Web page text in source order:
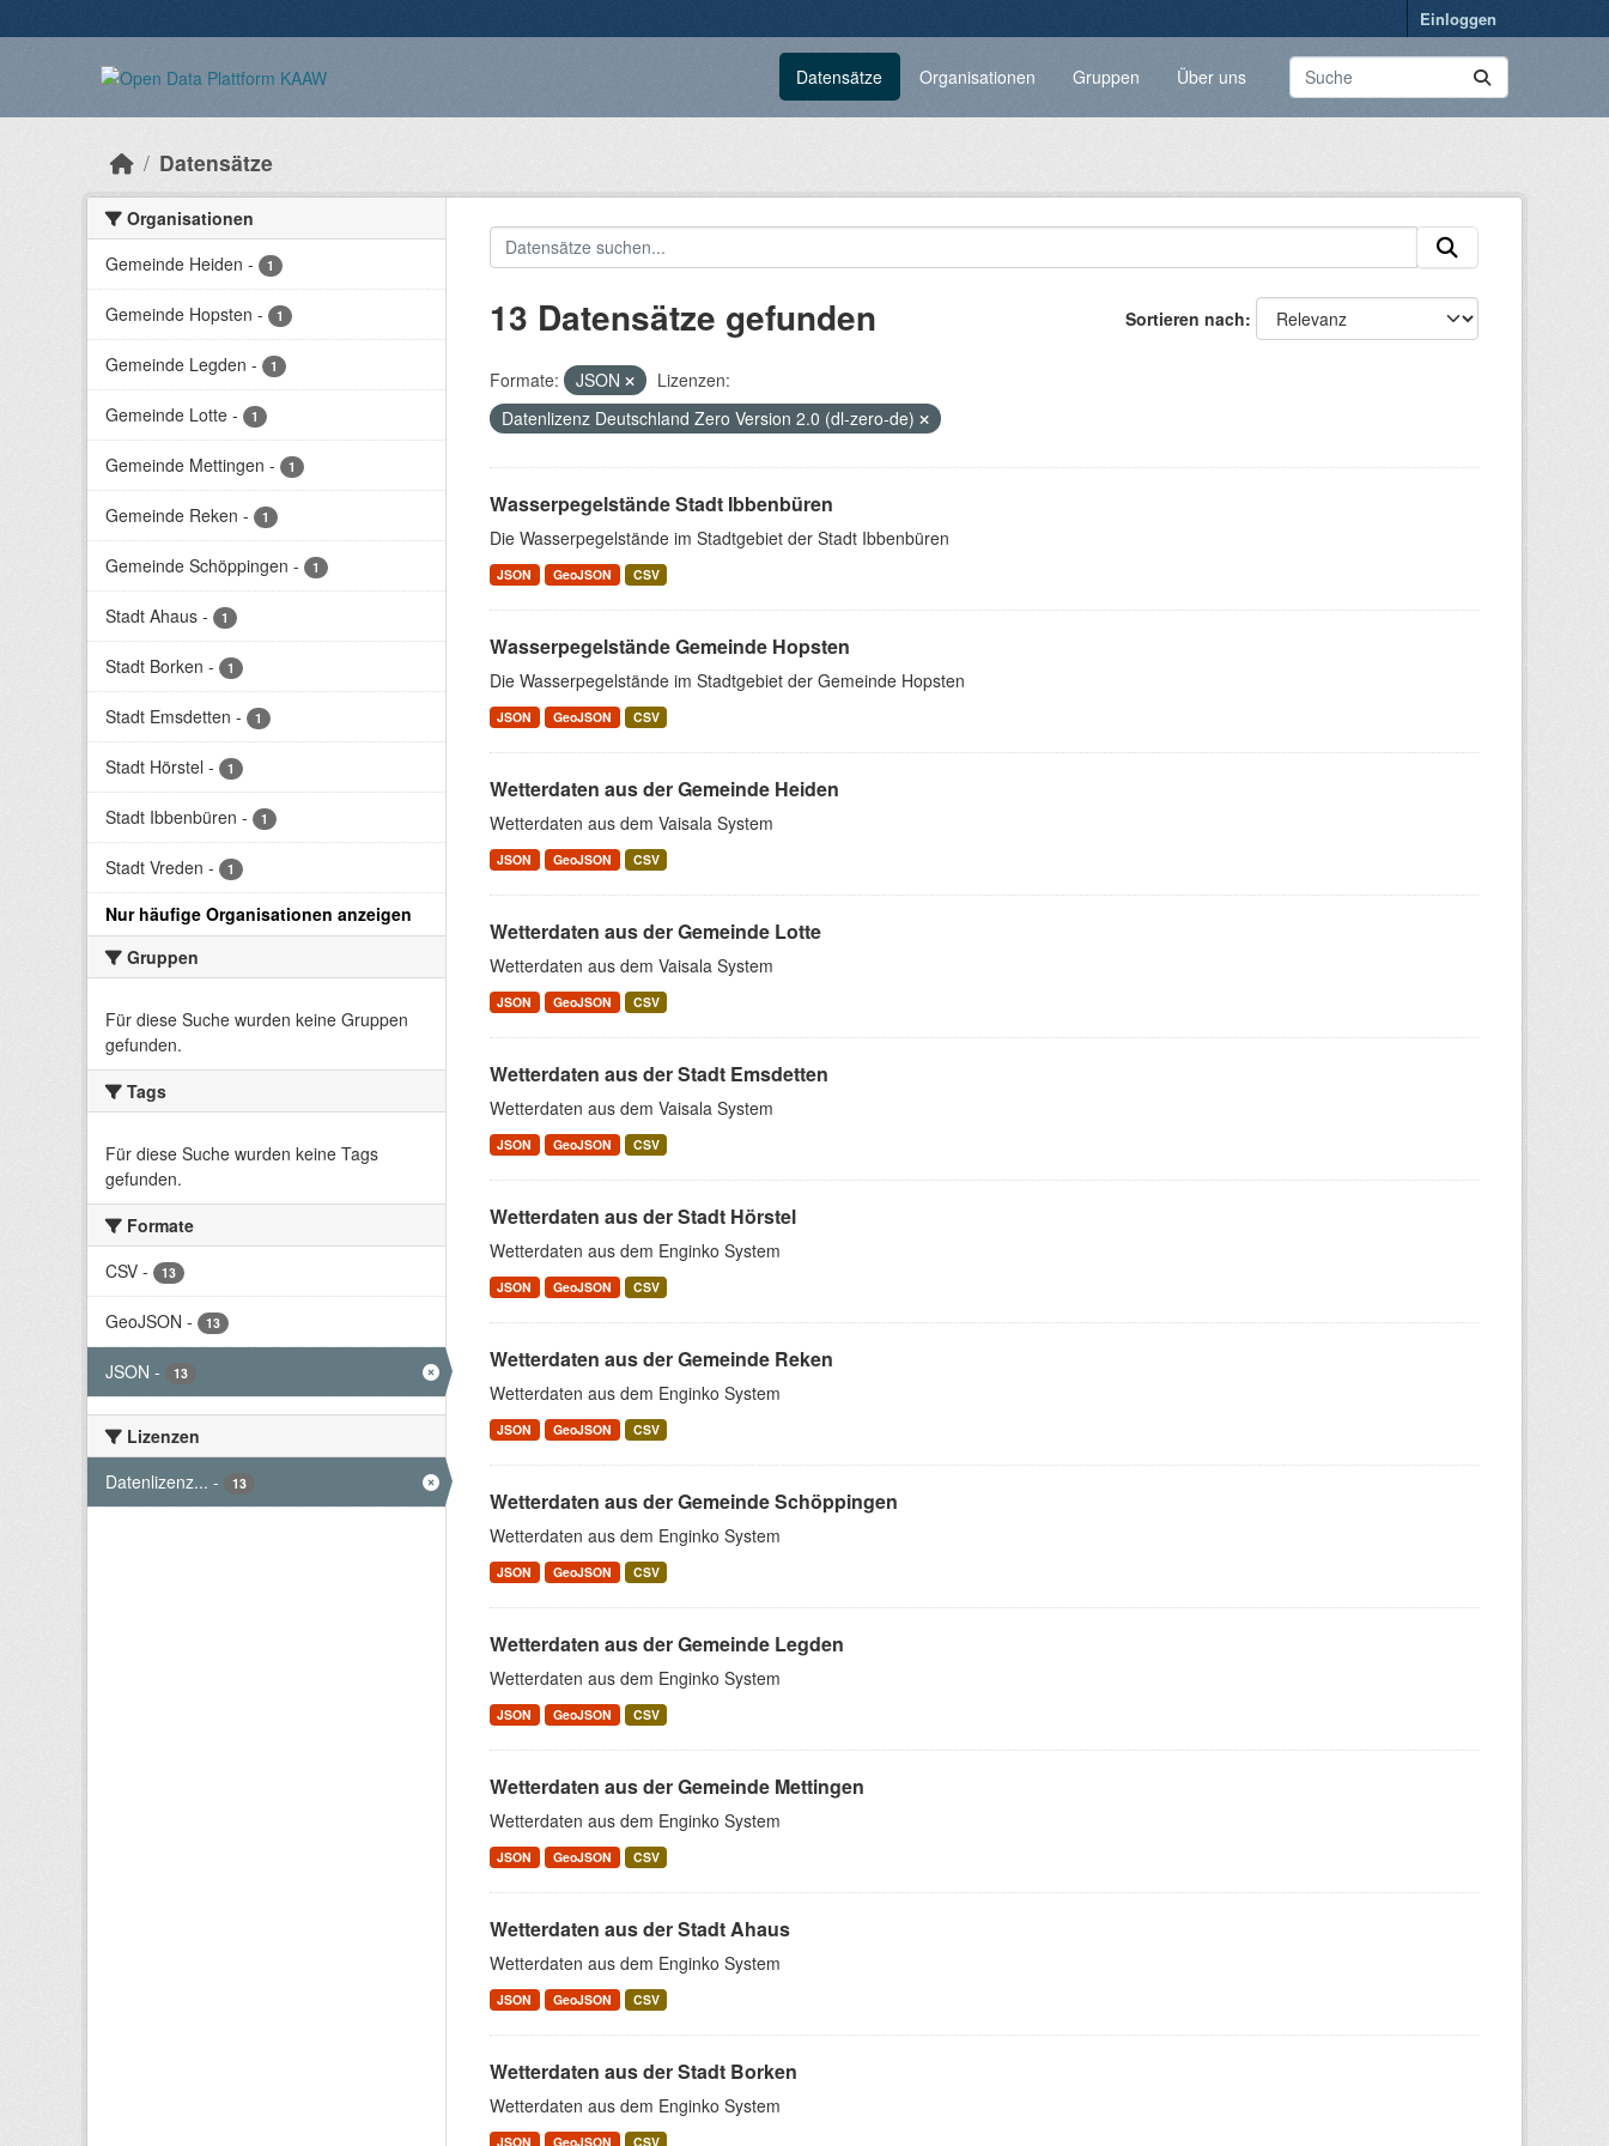
Einloggen
Datensätze Organisationen Gruppen Über uns
Datensätze
Organisationen
Gemeinde Heiden - 1
Gemeinde Hopsten - 1
Gemeinde Legden - 1
Gemeinde Lotte - 1
Gemeinde Mettingen - 1
Gemeinde Reken - 1
Gemeinde Schöppingen - 1
Stadt Ahaus - 1
Stadt Borken - 1
Stadt Emsdetten - 1
Stadt Hörstel - 1
Stadt Ibbenbüren - 1
Stadt Vreden - 1
Nur häufige Organisationen anzeigen
Gruppen
Für diese Suche wurden keine Gruppen
gefunden.
Tags
Für diese Suche wurden keine Tags
gefunden.
Formate
CSV - 13
GeoJSON - 13
JSON - 13
Lizenzen
Datenlizenz... - 13
Sortieren nach
13 Datensätze gefunden
Formate: JSON
Lizenzen:
Datenlizenz Deutschland Zero Version 2.0 (dl-zero-de)
Wasserpegelstände Stadt Ibbenbüren
Die Wasserpegelstände im Stadtgebiet der Stadt Ibbenbüren
JSON GeoJSON CSV
Wasserpegelstände Gemeinde Hopsten
Die Wasserpegelstände im Stadtgebiet der Gemeinde Hopsten
JSON GeoJSON CSV
Wetterdaten aus der Gemeinde Heiden
Wetterdaten aus dem Vaisala System
JSON GeoJSON CSV
Wetterdaten aus der Gemeinde Lotte
Wetterdaten aus dem Vaisala System
JSON GeoJSON CSV
Wetterdaten aus der Stadt Emsdetten
Wetterdaten aus dem Vaisala System
JSON GeoJSON CSV
Wetterdaten aus der Stadt Hörstel
Wetterdaten aus dem Enginko System
JSON GeoJSON CSV
Wetterdaten aus der Gemeinde Reken
Wetterdaten aus dem Enginko System
JSON GeoJSON CSV
Wetterdaten aus der Gemeinde Schöppingen
Wetterdaten aus dem Enginko System
JSON GeoJSON CSV
Wetterdaten aus der Gemeinde Legden
Wetterdaten aus dem Enginko System
JSON GeoJSON CSV
Wetterdaten aus der Gemeinde Mettingen
Wetterdaten aus dem Enginko System
JSON GeoJSON CSV
Wetterdaten aus der Stadt Ahaus
Wetterdaten aus dem Enginko System
JSON GeoJSON CSV
Wetterdaten aus der Stadt Borken
Wetterdaten aus dem Enginko System
JSON GeoJSON CSV